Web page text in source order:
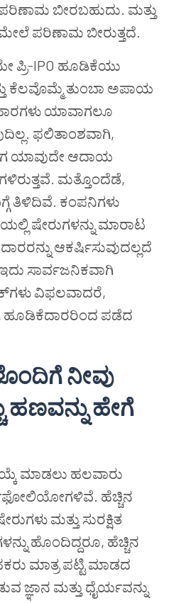
ಬೀರಬಹುದು. ಮತ್ತು
ಪರಿಣಾಮ ಬೀರುತ್ತದೆ.
ಪ್ರಿ-IPO ಹೂಡಿಕೆಯು
ಕೆಲವೊಮ್ಮೆ ತುಂಬಾ ಅಪಾಯ
ಯಾವಾಗಲೂ
ಫಲಿತಾಂಶವಾಗಿ,
ಯಾವುದೇ ಆದಾಯ
ಗಳಿರುತ್ತವೆ. ಮತ್ತೊಂದೆಡೆ,
ತಿಳಿದಿವೆ. ಕಂಪನಿಗಳು
ಷೇರುಗಳನ್ನು ಮಾರಾಟ
ಆಕರ್ಷಿಸುವುದಲ್ಲದೆ
ಇದು ಸಾರ್ವಜನಿಕವಾಗಿ
ವಿಫಲವಾದರೆ,
ಹೂಡಿಕೆದಾರರಿಂದ ಪಡೆದ
ನೀವು
ಹಣವನ್ನು ಹೇಗೆ
ಮಾಡಲು ಹಲವಾರು
ಹೆಚ್ಚಿನ
ಮತ್ತು ಸುರಕ್ಷಿತ
ಹೊಂದಿದ್ದರೂ, ಹೆಚ್ಚಿನ
ಮಾತ್ರ ಪಟ್ಟಿ ಮಾಡದ
ಜ್ಞಾನ ಮತ್ತು ಧೈರ್ಯವನ್ನು